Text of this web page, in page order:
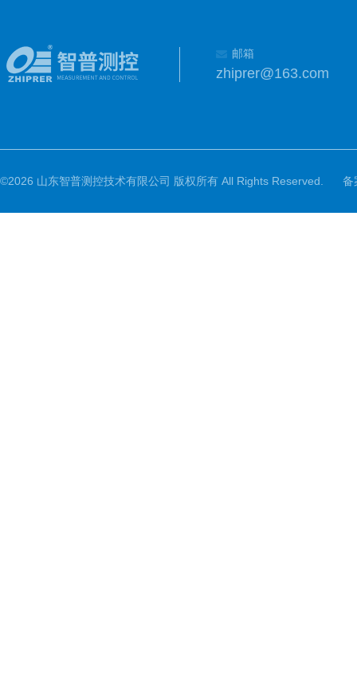
邮箱
zhiprer@163.com
©2026 山东智普测控技术有限公司 版权所有 All Rights Reserved. 备